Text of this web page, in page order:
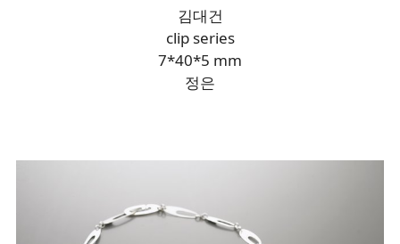
김대건
clip series
7*40*5 mm
정은